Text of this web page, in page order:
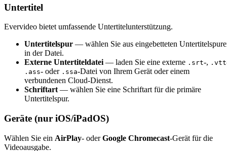
Untertitel
Evervideo bietet umfassende Untertitelunterstützung.
Untertitelspur — wählen Sie aus eingebetteten
in der Datei.
Externe Untertiteldatei — laden Sie eine externe .srt-, .vtt
.ass- oder .ssa-Datei von Ihrem Gerät oder einem
verbundenen Cloud-Dienst.
Schriftart — wählen Sie eine Schriftart für die primäre
Untertitelspur.
Geräte (nur iOS/iPadOS)
Wählen Sie ein AirPlay- oderGoogle Chromecast-Gerät für die
Videoausgabe.